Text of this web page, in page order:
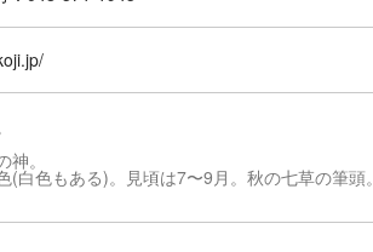
。
白色もある)。見頃は7〜9月。秋の七草の筆頭。